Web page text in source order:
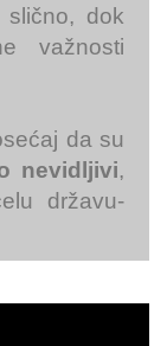
dok
važnosti
da su
nevidljivi,
državu-